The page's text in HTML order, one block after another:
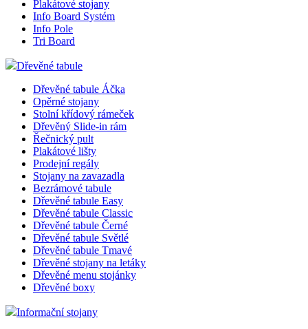
Plakátové stojany
Info Board Systém
Info Pole
Tri Board
Dřevěné tabule
Dřevěné tabule Áčka
Opěrné stojany
Stolní křídový rámeček
Dřevěný Slide-in rám
Řečnický pult
Plakátové lišty
Prodejní regály
Stojany na zavazadla
Bezrámové tabule
Dřevěné tabule Easy
Dřevěné tabule Classic
Dřevěné tabule Černé
Dřevěné tabule Světlé
Dřevěné tabule Tmavé
Dřevěné stojany na letáky
Dřevěné menu stojánky
Dřevěné boxy
Informační stojany